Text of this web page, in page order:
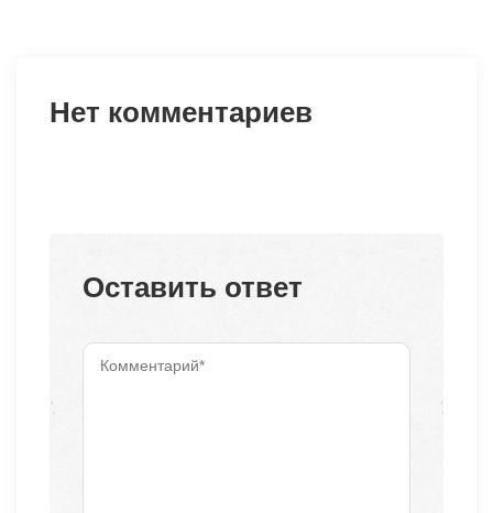
Нет комментариев
Оставить ответ